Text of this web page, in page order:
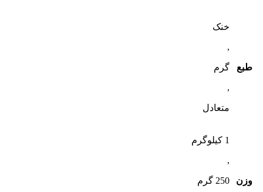
طبع
خنک
,
گرم
,
متعادل
وزن
1 کیلوگرم
,
250 گرم